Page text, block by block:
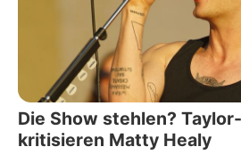
Die Show stehlen?
kritisieren Matty Healy